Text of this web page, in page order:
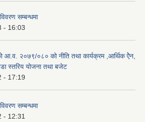
सम्बन्धमा
- 16:03
आ.व. २०७९/०८० को नीति तथा कार्यक्रम ,आर्थिक ऐेन,
स्तरिय योजना तथा बजेट
- 17:19
सम्बन्धमा
- 12:31